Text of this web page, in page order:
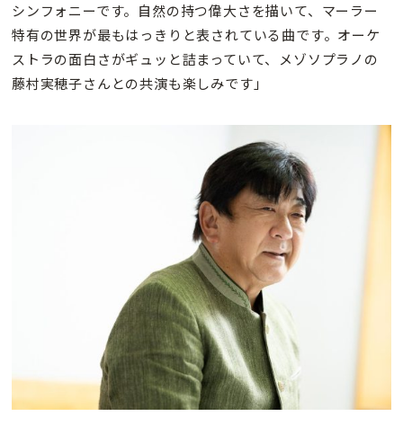
シンフォニーです。自然の持つ偉大さを描いて、マーラー
特有の世界が最もはっきりと表されている曲です。オーケ
ストラの面白さがギュッと詰まっていて、メゾソプラノの
藤村実穂子さんとの共演も楽しみです」